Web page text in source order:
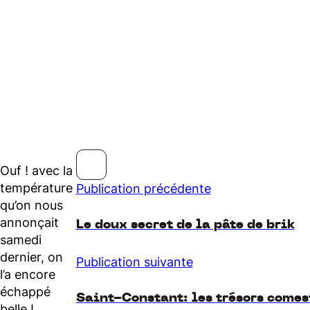
Ouf ! avec la
température
qu’on nous
annonçait
samedi
dernier, on
l’a encore
échappé
Publication précédente
Le doux secret de la pâte de brik
Publication suivante
Saint-Constant: les trésors